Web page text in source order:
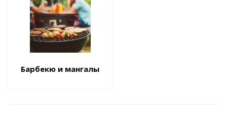
Барбекю и мангалы